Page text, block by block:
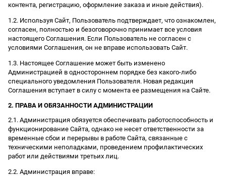
контента, регистрацию, оформление заказа и иные действия).
1.2. Используя Сайт, Пользователь подтверждает, что ознакомлен,
согласен, полностью и безоговорочно принимает все условия
настоящего Соглашения. Если Пользователь не согласен с
условиями Соглашения, он не вправе использовать Сайт.
1.3. Настоящее Соглашение может быть изменено
Администрацией в одностороннем порядке без какого-либо
специального уведомления Пользователя. Новая редакция
Соглашения вступает в силу с момента ее размещения на Сайте.
2. ПРАВА И ОБЯЗАННОСТИ АДМИНИСТРАЦИИ
2.1. Администрация обязуется обеспечивать работоспособность и
функционирование Сайта, однако не несет ответственности за
временные сбои и перерывы в работе Сайта, связанные с
техническими неполадками, проведением профилактических
работ или действиями третьих лиц.
2.2. Администрация вправе: